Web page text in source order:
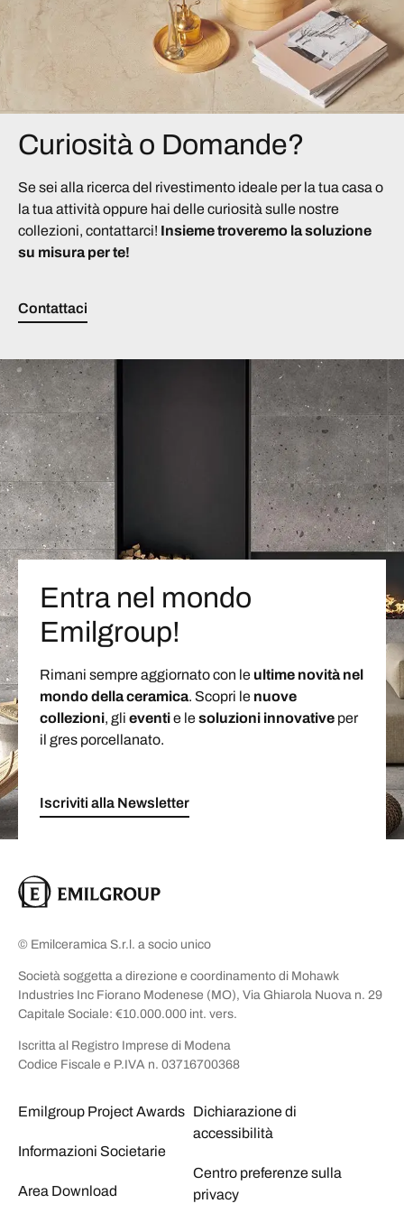
Curiosità o Domande?
Se sei alla ricerca del rivestimento ideale per la tua casa o
la tua attività oppure hai delle curiosità sulle nostre
collezioni, contattarci! Insieme troveremo la soluzione
su misura per te!
Contattaci
Entra nel mondo
Emilgroup!
Rimani sempre aggiornato con le ultime novità nel
mondo della ceramica. Scopri le nuove
collezioni, gli eventie lesoluzioni innovative per
il gres porcellanato.
Iscriviti alla Newsletter
© Emilceramica S.r.l. a socio unico
Società soggetta a direzione e coordinamento di Mohawk
Industries Inc Fiorano Modenese (MO), Via Ghiarola Nuova n. 29
Capitale Sociale: €10.000.000 int. vers.
Iscritta al Registro Imprese di Modena
Codice Fiscale e P.IVA n. 03716700368
Emilgroup Project Awards
Informazioni Societarie
Area Download
Dichiarazione di
accessibilità
Centro preferenze sulla
privacy